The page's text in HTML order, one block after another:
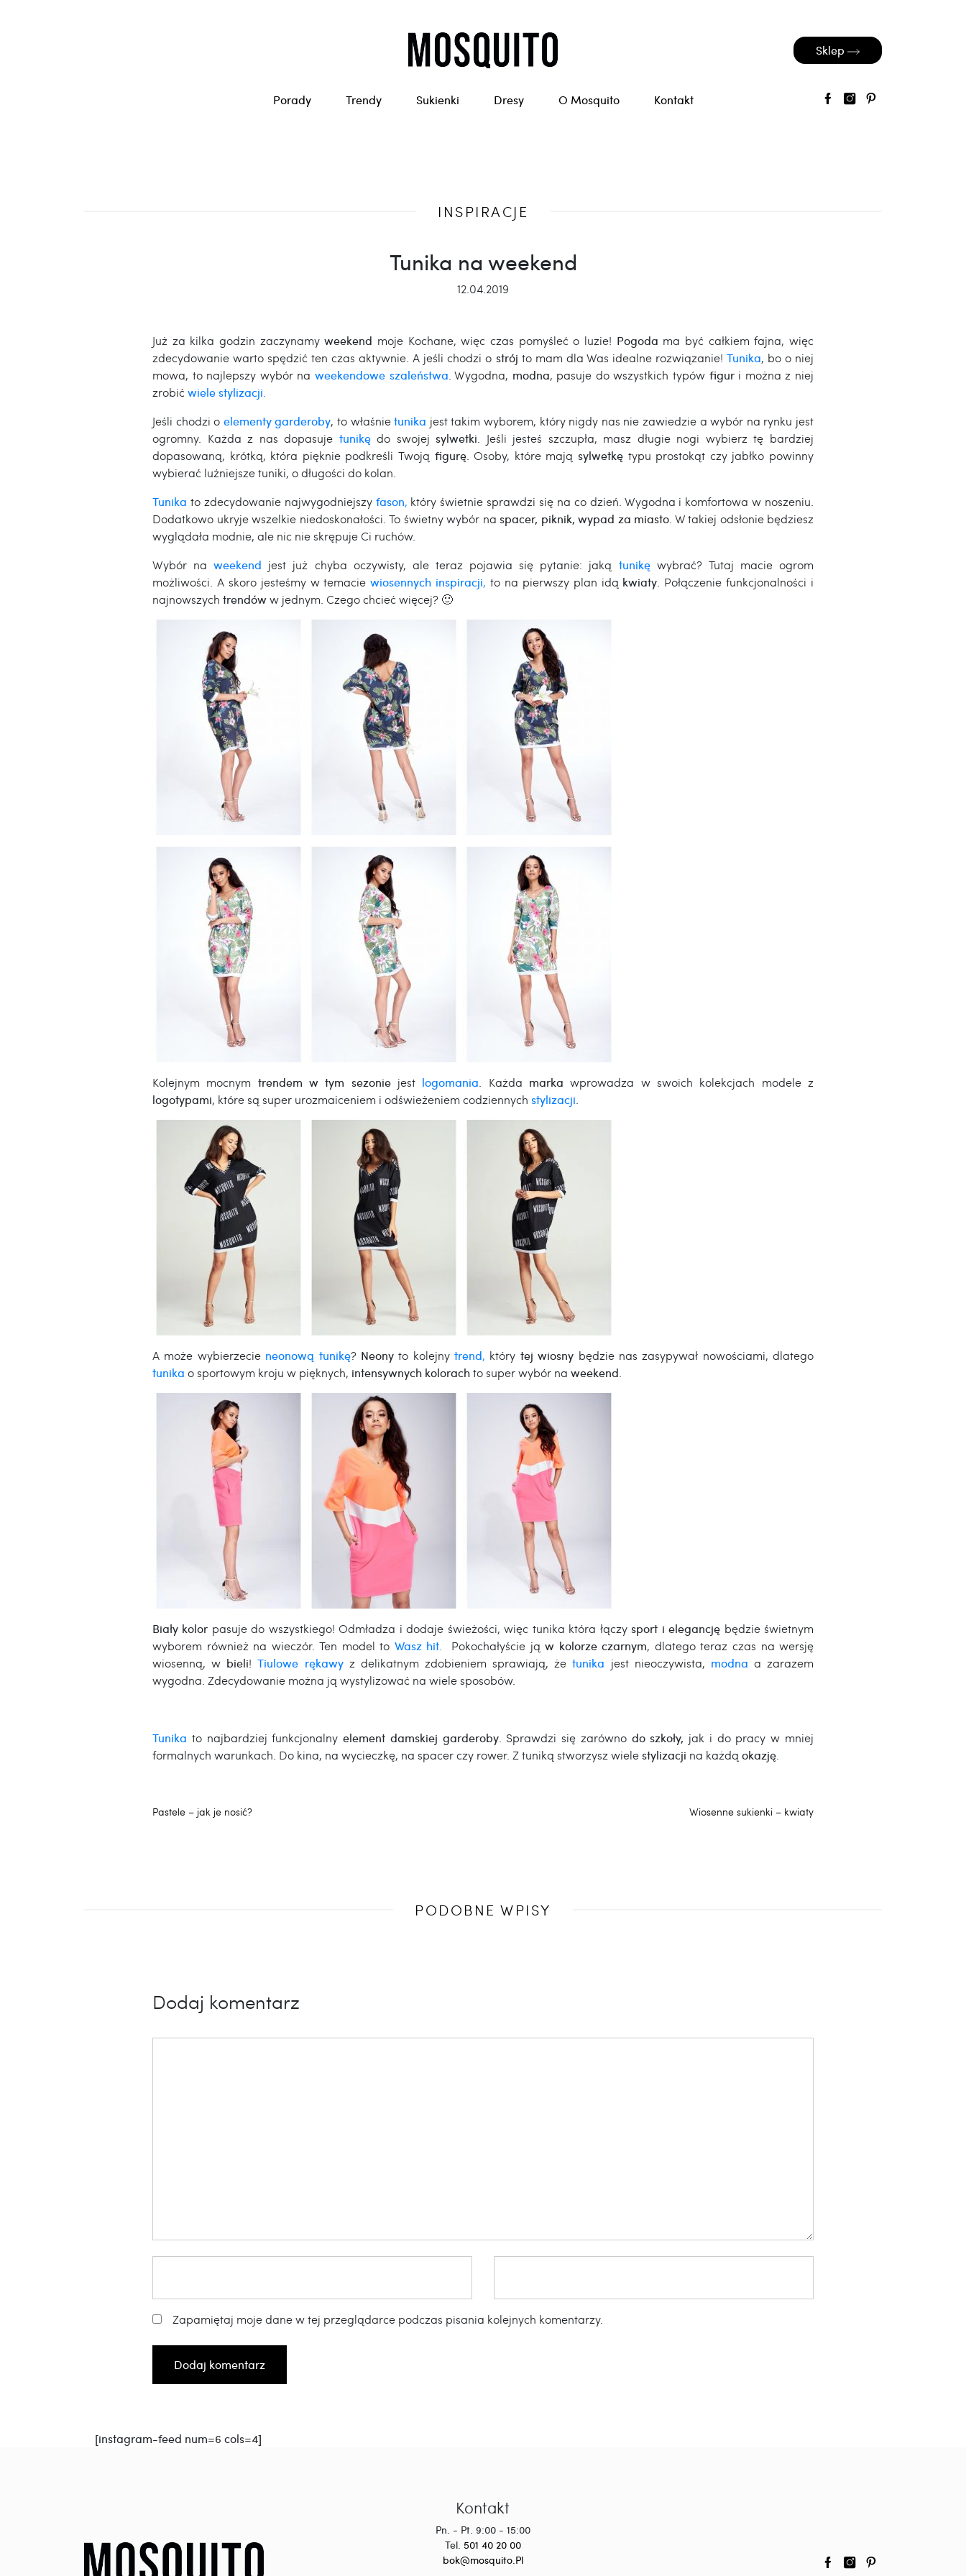
Sklep
Porady Trendy Sukienki Dresy O Mosquito Kontakt
INSPIRACJE
Tunika na weekend
12.04.2019
Już za kilka godzin zaczynamyweekend moje Kochane, więc czas pomyśleć o luzie! Pogoda ma być całkiem fajna, więc
zdecydowanie warto spędzić ten czas aktywnie. A jeśli chodzi o strój to mam dla Was idealne rozwiązanie! Tunika, bo o niej
mowa, to najlepszy wybór na weekendowe szaleństwa . Wygodna, modna, pasuje do wszystkich typów figuri można z niej
zrobić wiele stylizacji
Jeśli chodzi o elementy garderoby, to właśnietunika jest takim wyborem, który nigdy nas nie zawiedzie a wybór na rynku jest
ogromny. Każda z nas dopasuje tunikędo swojejsylwetki . Jeśli jesteś szczupła, masz długie nogi wybierz tę bardziej
dopasowaną, krótką, która pięknie podkreśli Twoją figurę. Osoby, które mająsylwetkę typu prostokąt czy jabłko powinny
wybierać luźniejsze tuniki, o długości do kolan.
Tunika to zdecydowanie najwygodniejszy fason, który świetnie sprawdzi się na co dzień. Wygodna i komfortowa w noszeniu.
Dodatkowo ukryje wszelkie niedoskonałości. To świetny wybór na spacer, piknik, wypad za miasto . W takiej odsłonie będziesz
wyglądała modnie, ale nic nie skrępuje Ci ruchów.
Wybór naweekend jest już chyba oczywisty, ale teraz pojawia się pytanie: jaką tunikęwybrać? Tutaj macie ogrom
możliwości. A skoro jesteśmy w temaciewiosennych inspiracji, to na pierwszy plan idą kwiaty . Połączenie funkcjonalności i
najnowszych trendóww jednym. Czego chcieć więcej? 🙂
Kolejnym mocnym trendem w tym sezoniejest logomania . Każda marka wprowadza w swoich kolekcjach modele z
logotypami, które są super urozmaiceniem i odświeżeniem codziennych stylizacji
A może wybierzecie neonową tunikę? Neonyto kolejny trend, który tej wiosny będzie nas zasypywał nowościami, dlatego
tunika o sportowym kroju w pięknych, intensywnych kolorachto super wybór na weekend
Biały kolor pasuje do wszystkiego! Odmładza i dodaje świeżości, więc tunika która łączysport i elegancję będzie świetnym
wyborem również na wieczór. Ten model to Wasz hit Pokochałyście jąw kolorze czarnym, dlatego teraz czas na wersję
wiosenną, w bieli!Tiulowe rękawy z delikatnym zdobieniem sprawiają, żetunika jest nieoczywista, modna a zarazem
wygodna. Zdecydowanie można ją wystylizować na wiele sposobów.
Tunika to najbardziej funkcjonalnyelement damskiej garderoby. Sprawdzi się zarówno do szkoły, jak i do pracy w mniej
formalnych warunkach. Do kina, na wycieczkę, na spacer czy rower. Z tuniką stworzysz wielestylizacji na każdą okazję
Pastele – jak je nosić?
Następny
Wiosenne sukienki – kwiaty
PODOBNE WPISY
Dodaj komentarz
Zapamiętaj moje dane w tej przeglądarce podczas pisania kolejnych komentarzy.
[instagram-feed num=6 cols=4]
Kontakt
Pn. - Pt. 9:00 - 15:00
Tel. 501 40 20 00
bok@mosquito.Pl